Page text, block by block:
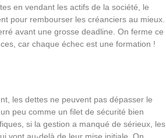
en vendant les actifs de la société, le
pour rembourser les créanciers au mieux.
avant une grosse deadline. On ferme ce
car chaque échec est une formation !
les dettes ne peuvent pas dépasser le
peu comme un filet de sécurité bien
si la gestion a manqué de sérieux, les
vont au-delà de leur mise initiale. On